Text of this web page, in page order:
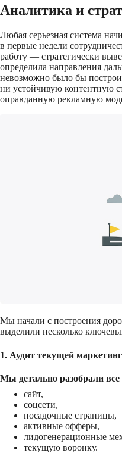
Аналитика и
Любая серьезная система
в первые недели
работу — стратегически
определила направления
невозможно было бы
ни устойчивую контентную
оправданную рекламную
Мы начали с построения
выделили несколько
1. Аудит текущей
Мы детально разобрали все
сайт,
соцсети,
посадочные страницы,
активные офферы,
лидогенерационные
текущую воронку.